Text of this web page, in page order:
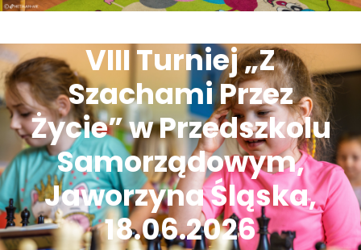
VIII Turniej „Z
Szachami Przez
Życie” w Przedszkolu
Samorządowym,
Jaworzyna Śląska,
18.06.2026